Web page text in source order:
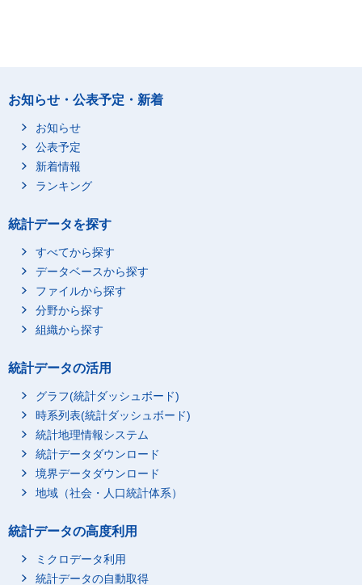
お知らせ・公表予定・新着
お知らせ
公表予定
新着情報
ランキング
統計データを探す
すべてから探す
データベースから探す
ファイルから探す
分野から探す
組織から探す
統計データの活用
グラフ(統計ダッシュボード)
時系列表(統計ダッシュボード)
統計地理情報システム
統計データダウンロード
境界データダウンロード
地域（社会・人口統計体系）
統計データの高度利用
ミクロデータ利用
統計データの自動取得